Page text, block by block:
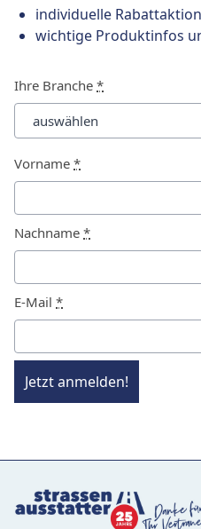
individuelle
wichtige Produktinfos
Ihre Branche *
Vorname *
Nachname *
E-Mail *
Jetzt anmelden!